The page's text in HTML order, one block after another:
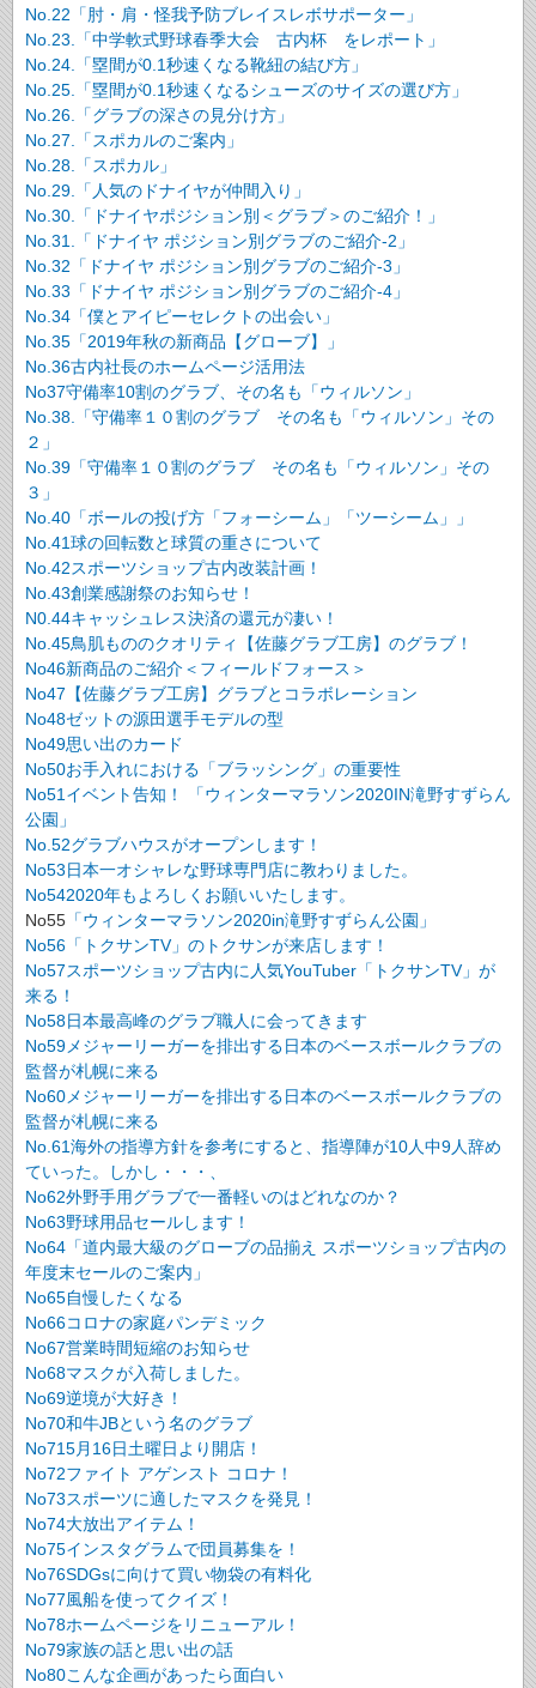
No.22「肘・肩・怪我予防ブレイスレボサポーター」
No.23.「中学軟式野球春季大会 古内杯 をレポート」
No.24.「塁間が0.1秒速くなる靴紐の結び方」
No.25.「塁間が0.1秒速くなるシューズのサイズの選び方」
No.26.「グラブの深さの見分け方」
No.27.「スポカルのご案内」
No.28.「スポカル」
No.29.「人気のドナイヤが仲間入り」
No.30.「ドナイヤポジション別＜グラブ＞のご紹介！」
No.31.「ドナイヤ ポジション別グラブのご紹介-2」
No.32「ドナイヤ ポジション別グラブのご紹介-3」
No.33「ドナイヤ ポジション別グラブのご紹介-4」
No.34「僕とアイピーセレクトの出会い」
No.35「2019年秋の新商品【グローブ】」
No.36古内社長のホームページ活用法
No37守備率10割のグラブ、その名も「ウィルソン」
No.38.「守備率１０割のグラブ その名も「ウィルソン」その
２」
No.39「守備率１０割のグラブ その名も「ウィルソン」その
３」
No.40「ボールの投げ方「フォーシーム」「ツーシーム」」
No.41球の回転数と球質の重さについて
No.42スポーツショップ古内改装計画！
No.43創業感謝祭のお知らせ！
N0.44キャッシュレス決済の還元が凄い！
No.45鳥肌もののクオリティ【佐藤グラブ工房】のグラブ！
No46新商品のご紹介＜フィールドフォース＞
No47【佐藤グラブ工房】グラブとコラボレーション
No48ゼットの源田選手モデルの型
No49思い出のカード
No50お手入れにおける「ブラッシング」の重要性
No51イベント告知！ 「ウィンターマラソン2020IN滝野すずらん
公園」
No.52グラブハウスがオープンします！
No53日本一オシャレな野球専門店に教わりました。
No542020年もよろしくお願いいたします。
No55 「ウィンターマラソン2020in滝野すずらん公園」
No56「トクサンTV」のトクサンが来店します！
No57スポーツショップ古内に人気YouTuber「トクサンTV」が
来る！
No58日本最高峰のグラブ職人に会ってきます
No59メジャーリーガーを排出する日本のベースボールクラブの
監督が札幌に来る
No60メジャーリーガーを排出する日本のベースボールクラブの
監督が札幌に来る
No.61海外の指導方針を参考にすると、指導陣が10人中9人辞め
ていった。しかし・・・、
No62外野手用グラブで一番軽いのはどれなのか？
No63野球用品セールします！
No64「道内最大級のグローブの品揃え スポーツショップ古内の
年度末セールのご案内」
No65自慢したくなる
No66コロナの家庭パンデミック
No67営業時間短縮のお知らせ
No68マスクが入荷しました。
No69逆境が大好き！
No70和牛JBという名のグラブ
No715月16日土曜日より開店！
No72ファイト アゲンスト コロナ！
No73スポーツに適したマスクを発見！
No74大放出アイテム！
No75インスタグラムで団員募集を！
No76SDGsに向けて買い物袋の有料化
No77風船を使ってクイズ！
No78ホームページをリニューアル！
No79家族の話と思い出の話
No80こんな企画があったら面白い